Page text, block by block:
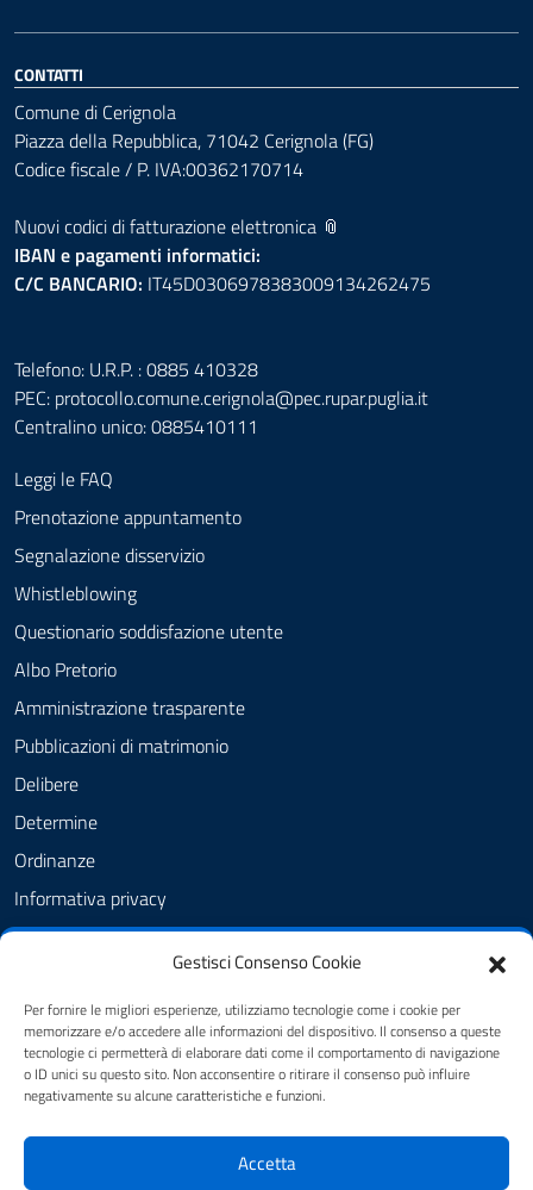
Gestisci Consenso Cookie
Per fornire le migliori esperienze, utilizziamo tecnologie come i cookie per
memorizzare e/o accedere alle informazioni del dispositivo. Il consenso a queste
tecnologie ci permetterà di elaborare dati come il comportamento di navigazione
o ID unici su questo sito. Non acconsentire o ritirare il consenso può influire
negativamente su alcune caratteristiche e funzioni.
Accetta
CONTATTI
Comune di Cerignola
Piazza della Repubblica, 71042 Cerignola (FG)
Codice fiscale / P. IVA:00362170714
Nuovi codici di fatturazione elettronica 📎
IBAN e pagamenti informatici:
C/C BANCARIO: IT45D0306978383009134262475
Telefono: U.R.P. : 0885 410328
PEC: protocollo.comune.cerignola@pec.rupar.puglia.it
Centralino unico: 0885410111
Leggi le FAQ
Prenotazione appuntamento
Segnalazione disservizio
Whistleblowing
Questionario soddisfazione utente
Albo Pretorio
Amministrazione trasparente
Pubblicazioni di matrimonio
Delibere
Determine
Ordinanze
Informativa privacy
Feedback
Dichiarazione di accessibilità
Obiettivi di accessibilità
SEGUICI SU
FB - Amministrazione Comunale